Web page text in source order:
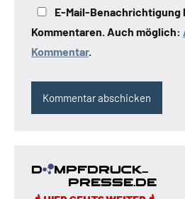
E-Mail-Benachrichtigung
Kommentaren. Auch möglich:
Kommentar.